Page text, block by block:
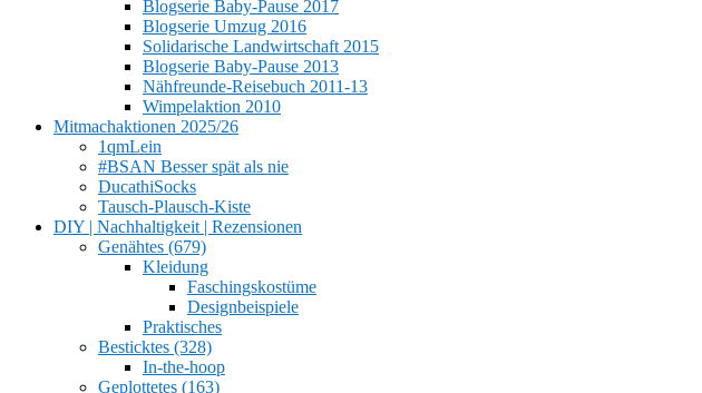
Blogserie Baby-Pause 2017
Blogserie Umzug 2016
Solidarische Landwirtschaft 2015
Blogserie Baby-Pause 2013
Nähfreunde-Reisebuch 2011-13
Wimpelaktion 2010
Mitmachaktionen 2025/26
1qmLein
#BSAN Besser spät als nie
DucathiSocks
Tausch-Plausch-Kiste
DIY | Nachhaltigkeit | Rezensionen
Genähtes (679)
Kleidung
Faschingskostüme
Designbeispiele
Praktisches
Besticktes (328)
In-the-hoop
Geplottetes (163)